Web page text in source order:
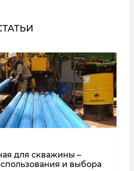
для скважины –
и выбора